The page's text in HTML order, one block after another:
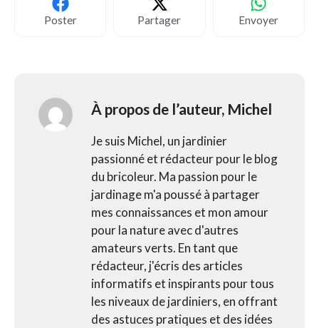
Poster Partager Envoyer
À propos de l’auteur, Michel
Je suis Michel, un jardinier
passionné et rédacteur pour le blog
du bricoleur. Ma passion pour le
jardinage m'a poussé à partager
mes connaissances et mon amour
pour la nature avec d'autres
amateurs verts. En tant que
rédacteur, j'écris des articles
informatifs et inspirants pour tous
les niveaux de jardiniers, en offrant
des astuces pratiques et des idées